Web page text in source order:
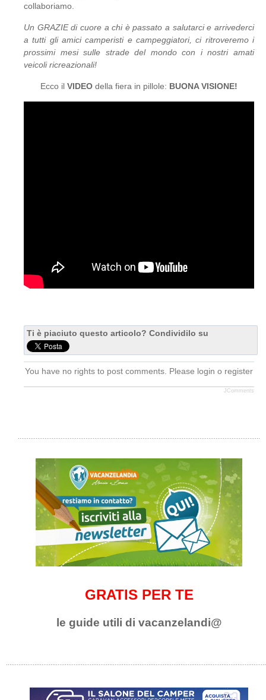
collaboriamo.
Un GRAZIE di cuore a chi è passato a salutarci e arrivederci
a tutti gli amici camperisti e campeggiatori, ci ritroveremo i
prossimi mesi sulle strade del mondo con i nostri amati
veicoli ricreazionali!
Ecco il VIDEO della fiera in pillole: BUONA VISIONE!
Ti è piaciuto questo articolo? Condividilo su
You have no rights to post comments. Please login o register
JComments
GRATIS PER TE
le guide utili di vacanzelandi@